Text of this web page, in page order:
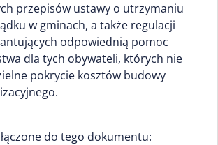
przepisów ustawy o utrzymaniu
w gminach, a także regulacji
odpowiednią pomoc
dla tych obywateli, których nie
pokrycie kosztów budowy
do tego dokumentu: